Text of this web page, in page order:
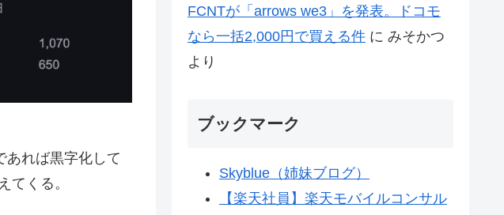
あれば黒字化して
てくる。
FCNTが「arrows we3」を発表。ドコモ
なら一括2,000円で買える件 に みそかつ
より
ブックマーク
Skyblue（姉妹ブログ）
【楽天社員】楽天モバイルコンサル